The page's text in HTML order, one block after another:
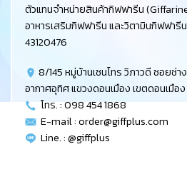
ตัวแทนจำหน่ายสินค้ากิฟฟารีน
อาหารเสริมกิฟฟารีน และวิตามินกิฟฟารี
43120476
8/145 หมู่บ้านเซนโทร วิภาวดี ซอยช่า
อากาศอุทิศ แขวงดอนเมือง เขตดอนเมือ
โทร. : 098 454 1868
E-mail :order@giffplus.com
Line. : @giffplus